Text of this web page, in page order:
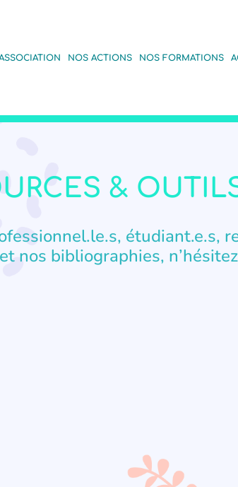
NOS ACTIONS NOS FORMATIONS
&
étudiant.e.s,
nos bibliographies,